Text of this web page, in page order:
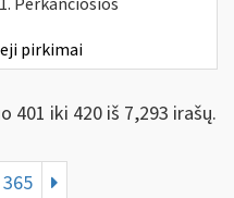
pirkimai
401 iki 420 iš 7,293 irašų.
365